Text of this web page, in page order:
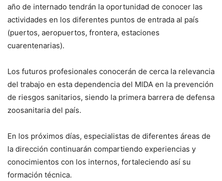
año de internado tendrán la oportunidad de conocer las
actividades en los diferentes puntos de entrada al país
(puertos, aeropuertos, frontera, estaciones
cuarentenarias).
Los futuros profesionales conocerán de cerca la relevancia
del trabajo en esta dependencia del MIDA en la prevención
de riesgos sanitarios, siendo la primera barrera de defensa
zoosanitaria del país.
En los próximos días, especialistas de diferentes áreas de
la dirección continuarán compartiendo experiencias y
conocimientos con los internos, fortaleciendo así su
formación técnica.